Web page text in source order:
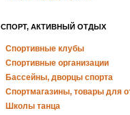
СПОРТ, АКТИВНЫЙ ОТДЫХ
Спортивные клубы
Спортивные организации
Бассейны, дворцы спорта
Спортмагазины, товары для
Школы танца